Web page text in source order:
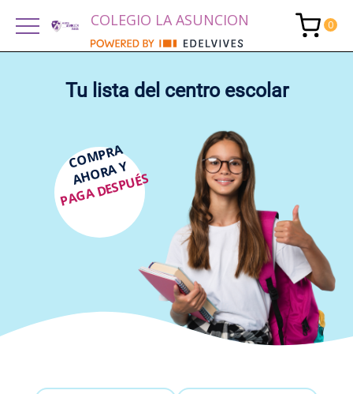
COLEGIO LA ASUNCION
Tu lista del centro escolar
COMPRA
AHORA Y
PAGA DESPUÉS